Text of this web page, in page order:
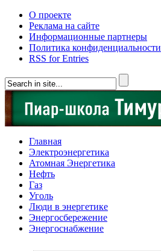
О проекте
Реклама на сайте
Информационные партнеры
Политика конфиденциальности
RSS for Entries
Главная
Электроэнергетика
Атомная Энергетика
Нефть
Газ
Уголь
Люди в энергетике
Энергосбережение
Энергоснабжение